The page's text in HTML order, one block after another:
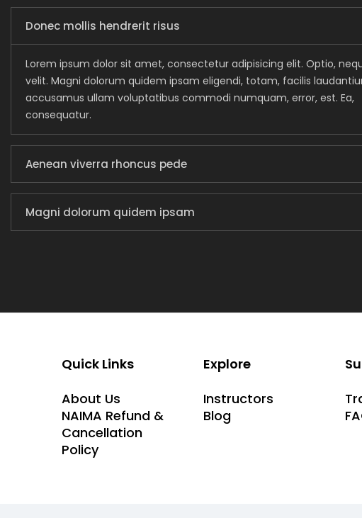
Donec mollis hendrerit risus
Lorem ipsum dolor sit amet, consectetur adipisicing elit. Optio,
velit. Magni dolorum quidem ipsam eligendi, totam, facilis
accusamus ullam voluptatibus commodi numquam, error, est. Ea,
consequatur.
Aenean viverra rhoncus pede
Magni dolorum quidem ipsam
Quick Links
About Us
NAIMA Refund &
Cancellation
Policy
Explore
Instructors
Blog